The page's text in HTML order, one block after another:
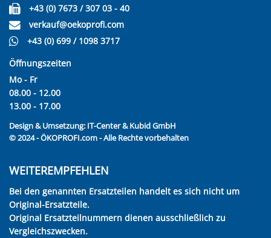
+43 (0) 7673 / 307 03 - 40
verkauf@oekoprofi.com
+43 (0) 699 / 1098 3717
Öffnungszeiten
Mo - Fr
08.00 - 12.00
13.00 - 17.00
Design & Umsetzung: IT-Center & Kubid GmbH
© 2024 - ÖKOPROFI.com - Alle Rechte vorbehalten
WEITEREMPFEHLEN
Bei den genannten Ersatzteilen handelt es sich nicht um
Original-Ersatzteile.
Original Ersatzteilnummern dienen ausschließlich zu
Vergleichszwecken.